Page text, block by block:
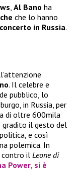
Al Bano ha
che lo hanno
concerto in Russia.
. Il celebre e
pubblico, lo
in Russia, per
di oltre 600mila
il gesto del
e così
polemica. In
il Leone di
Power, si è